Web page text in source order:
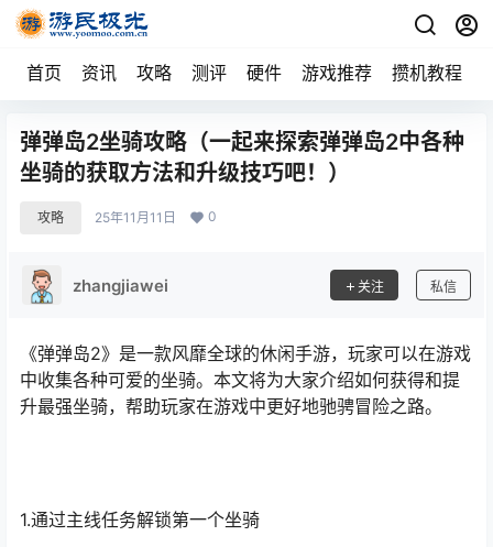
首页 资讯 攻略 测评 硬件 游戏推荐 攒机教程
弹弹岛2坐骑攻略（一起来探索弹弹岛2中各种
坐骑的获取方法和升级技巧吧！）
攻略 25年11月11日 0
zhangjiawei 关注 私信
《弹弹岛2》是一款风靡全球的休闲手游，玩家可以在游戏
中收集各种可爱的坐骑。本文将为大家介绍如何获得和提
升最强坐骑，帮助玩家在游戏中更好地驰骋冒险之路。
1.通过主线任务解锁第一个坐骑